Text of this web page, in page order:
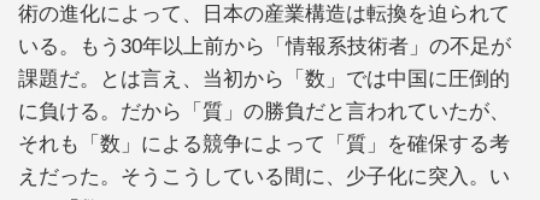
術の進化によって、日本の産業構造は転換を迫られて
いる。もう30年以上前から「情報系技術者」の不足が
課題だ。とは言え、当初から「数」では中国に圧倒的
に負ける。だから「質」の勝負だと言われていたが、
それも「数」による競争によって「質」を確保する考
えだった。そうこうしている間に、少子化に突入。い